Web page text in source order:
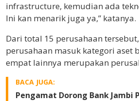
infrastructure, kemudian ada
Ini kan menarik juga ya,” katanya.
Dari total 15 perusahaan
perusahaan masuk kategori aset
empat lainnya merupakan
BACA JUGA:
Pengamat Dorong Bank Jambi